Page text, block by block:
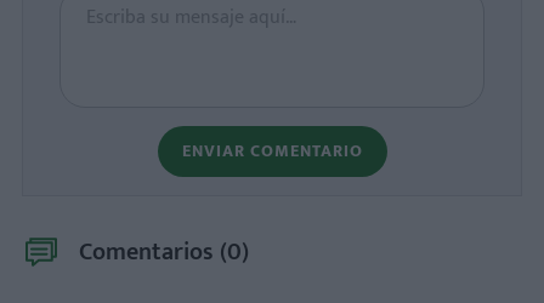
ENVIAR COMENTARIO
Comentarios (0)